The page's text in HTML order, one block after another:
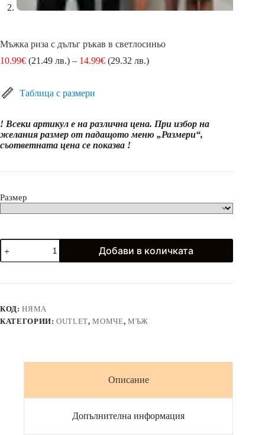
Мъжка риза с дълъг ръкав в светлосиньо
10.99€ (21.49 лв.) – 14.99€ (29.32 лв.)Price
14.99€
(29.32
Таблица с размери
! Всеки артикул е на различна цена. При избор на
желания размер от падащото меню „Размери“,
съответната цена се показва !
Размер
количество
за
Мъжка
с
в
светлосиньо
Добави в количката
КОД:НЯМА
КАТЕГОРИИ:OUTLET,МОМЧЕ, МЪЖ
Описание
Допълнителна информация